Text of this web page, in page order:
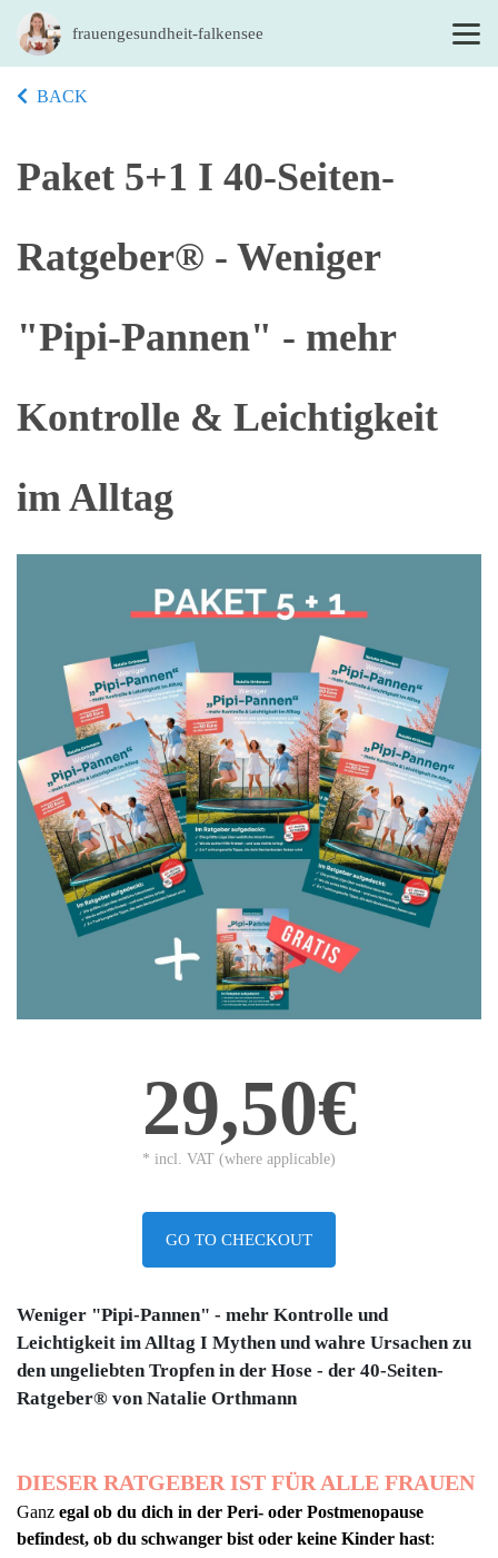
frauengesundheit-falkensee
BACK
Paket 5+1 I 40-Seiten-
Ratgeber® - Weniger
"Pipi-Pannen" - mehr
Kontrolle & Leichtigkeit
im Alltag
29,50€
* incl. VAT (where applicable)
GO TO CHECKOUT
Weniger "Pipi-Pannen" - mehr Kontrolle und
Leichtigkeit im Alltag I Mythen und wahre Ursachen zu
den ungeliebten Tropfen in der Hose - der 40-Seiten-
Ratgeber® von Natalie Orthmann
DIESER RATGEBER IST FÜR ALLE FRAUEN
Ganz egal ob du dich in der Peri- oder Postmenopause
befindest, ob du schwanger bist oder keine Kinder hast: